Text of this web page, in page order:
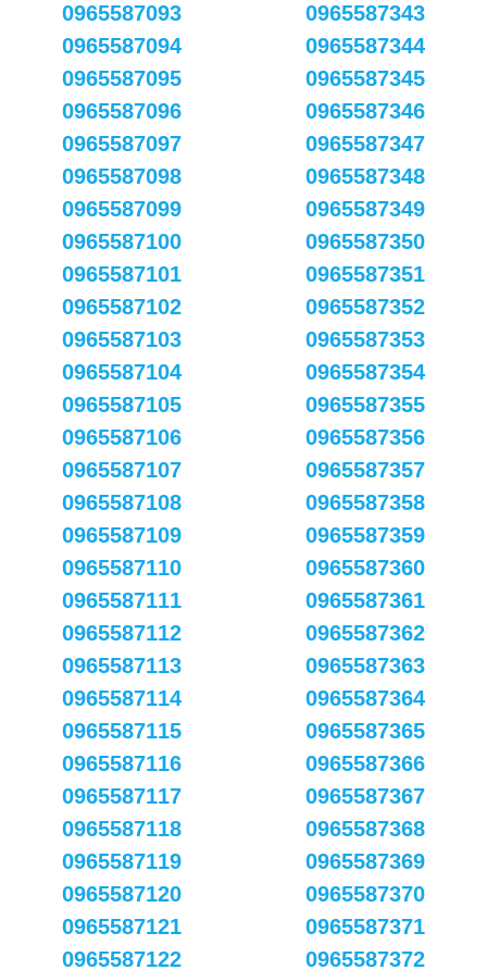
0965587093
0965587094
0965587095
0965587096
0965587097
0965587098
0965587099
0965587100
0965587101
0965587102
0965587103
0965587104
0965587105
0965587106
0965587107
0965587108
0965587109
0965587110
0965587111
0965587112
0965587113
0965587114
0965587115
0965587116
0965587117
0965587118
0965587119
0965587120
0965587121
0965587122
0965587343
0965587344
0965587345
0965587346
0965587347
0965587348
0965587349
0965587350
0965587351
0965587352
0965587353
0965587354
0965587355
0965587356
0965587357
0965587358
0965587359
0965587360
0965587361
0965587362
0965587363
0965587364
0965587365
0965587366
0965587367
0965587368
0965587369
0965587370
0965587371
0965587372